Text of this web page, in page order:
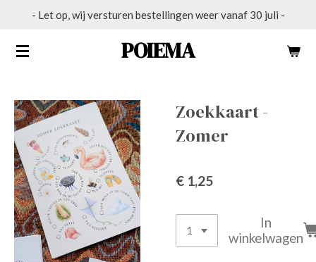
naar
POIĒMA
- Let op, wij versturen bestellingen weer vanaf 30 juli -
Zoekkaart -
Zomer
€ 1,25
In
winkelwagen